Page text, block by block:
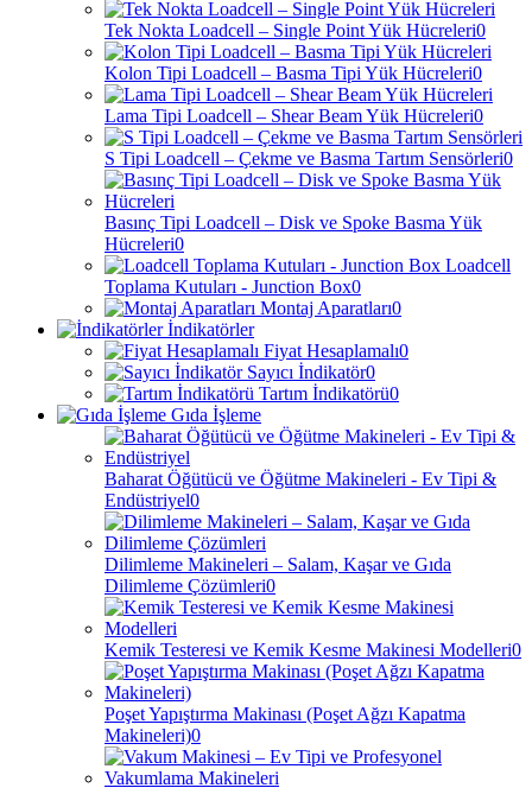
Tek Nokta Loadcell – Single Point Yük Hücreleri0
Kolon Tipi Loadcell – Basma Tipi Yük Hücreleri0
Lama Tipi Loadcell – Shear Beam Yük Hücreleri0
S Tipi Loadcell – Çekme ve Basma Tartım Sensörleri0
Basınç Tipi Loadcell – Disk ve Spoke Basma Yük
Hücreleri0
Loadcell
Toplama Kutuları - Junction Box0
Montaj Aparatları0
İndikatörler
Fiyat Hesaplamalı0
Sayıcı İndikatör0
Tartım İndikatörü0
Gıda İşleme
Baharat Öğütücü ve Öğütme Makineleri - Ev Tipi &
Endüstriyel0
Dilimleme Makineleri – Salam, Kaşar ve Gıda
Dilimleme Çözümleri0
Kemik Testeresi ve Kemik Kesme Makinesi Modelleri0
Poşet Yapıştırma Makinası (Poşet Ağzı Kapatma
Makineleri)0